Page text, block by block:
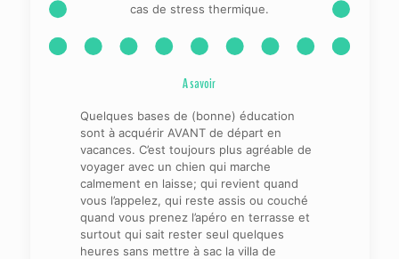
cas de stress thermique.
A savoir
Quelques bases de (bonne) éducation
sont à acquérir AVANT de départ en
vacances. C’est toujours plus agréable de
voyager avec un chien qui marche
calmement en laisse; qui revient quand
vous l’appelez, qui reste assis ou couché
quand vous prenez l’apéro en terrasse et
surtout qui sait rester seul quelques
heures sans mettre à sac la villa de